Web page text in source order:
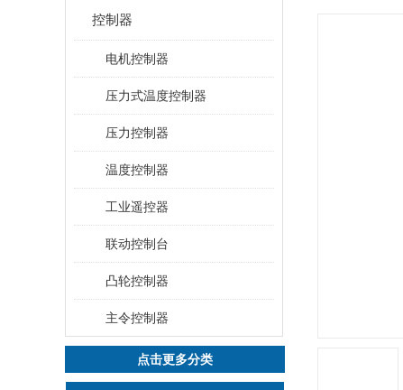
控制器
电机控制器
压力式温度控制器
压力控制器
温度控制器
工业遥控器
联动控制台
凸轮控制器
主令控制器
点击更多分类